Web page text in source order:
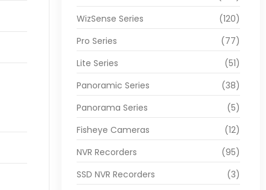
WizSense Series
(120)
Pro Series
(77)
Lite Series
(51)
Panoramic Series
(38)
Panorama Series
(5)
Fisheye Cameras
(12)
NVR Recorders
(95)
SSD NVR Recorders
(3)